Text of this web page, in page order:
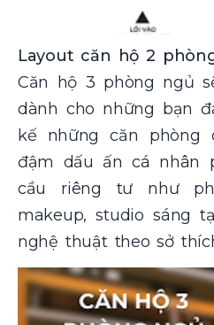
Layout căn hộ 2
Căn hộ 3 phòng ngủ
dành cho những bạn
kế những căn phòng
đậm dấu ấn cá nhân
cầu riêng tư như
makeup, studio sáng
nghệ thuật theo sở